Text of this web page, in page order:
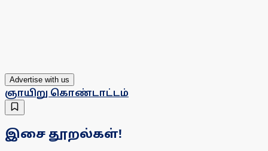
Advertise with us
ஞாயிறு கொண்டாட்டம்
இசை தூறல்கள்!